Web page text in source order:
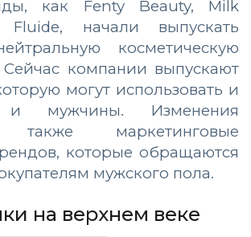
как Fenty Beauty, Milk
начали выпускать
косметическую
компании выпускают
могут использовать и
мужчины. Изменения
также маркетинговые
которые обращаются
мужского пола.
на верхнем веке